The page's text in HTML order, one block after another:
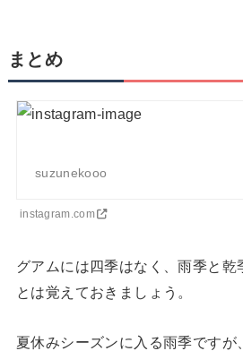
まとめ
suzunekooo
instagram.com
グアムには四季はなく、雨季と乾
とは覚えておきましょう。
夏休みシーズンに入る雨季ですが